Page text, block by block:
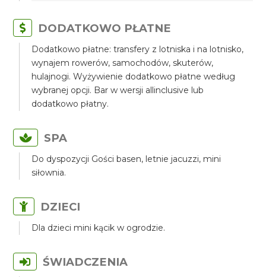
DODATKOWO PŁATNE
Dodatkowo płatne: transfery z lotniska i na lotnisko,
wynajem rowerów, samochodów, skuterów,
hulajnogi. Wyżywienie dodatkowo płatne według
wybranej opcji. Bar w wersji allinclusive lub
dodatkowo płatny.
SPA
Do dyspozycji Gości basen, letnie jacuzzi, mini
siłownia.
DZIECI
Dla dzieci mini kącik w ogrodzie.
ŚWIADCZENIA